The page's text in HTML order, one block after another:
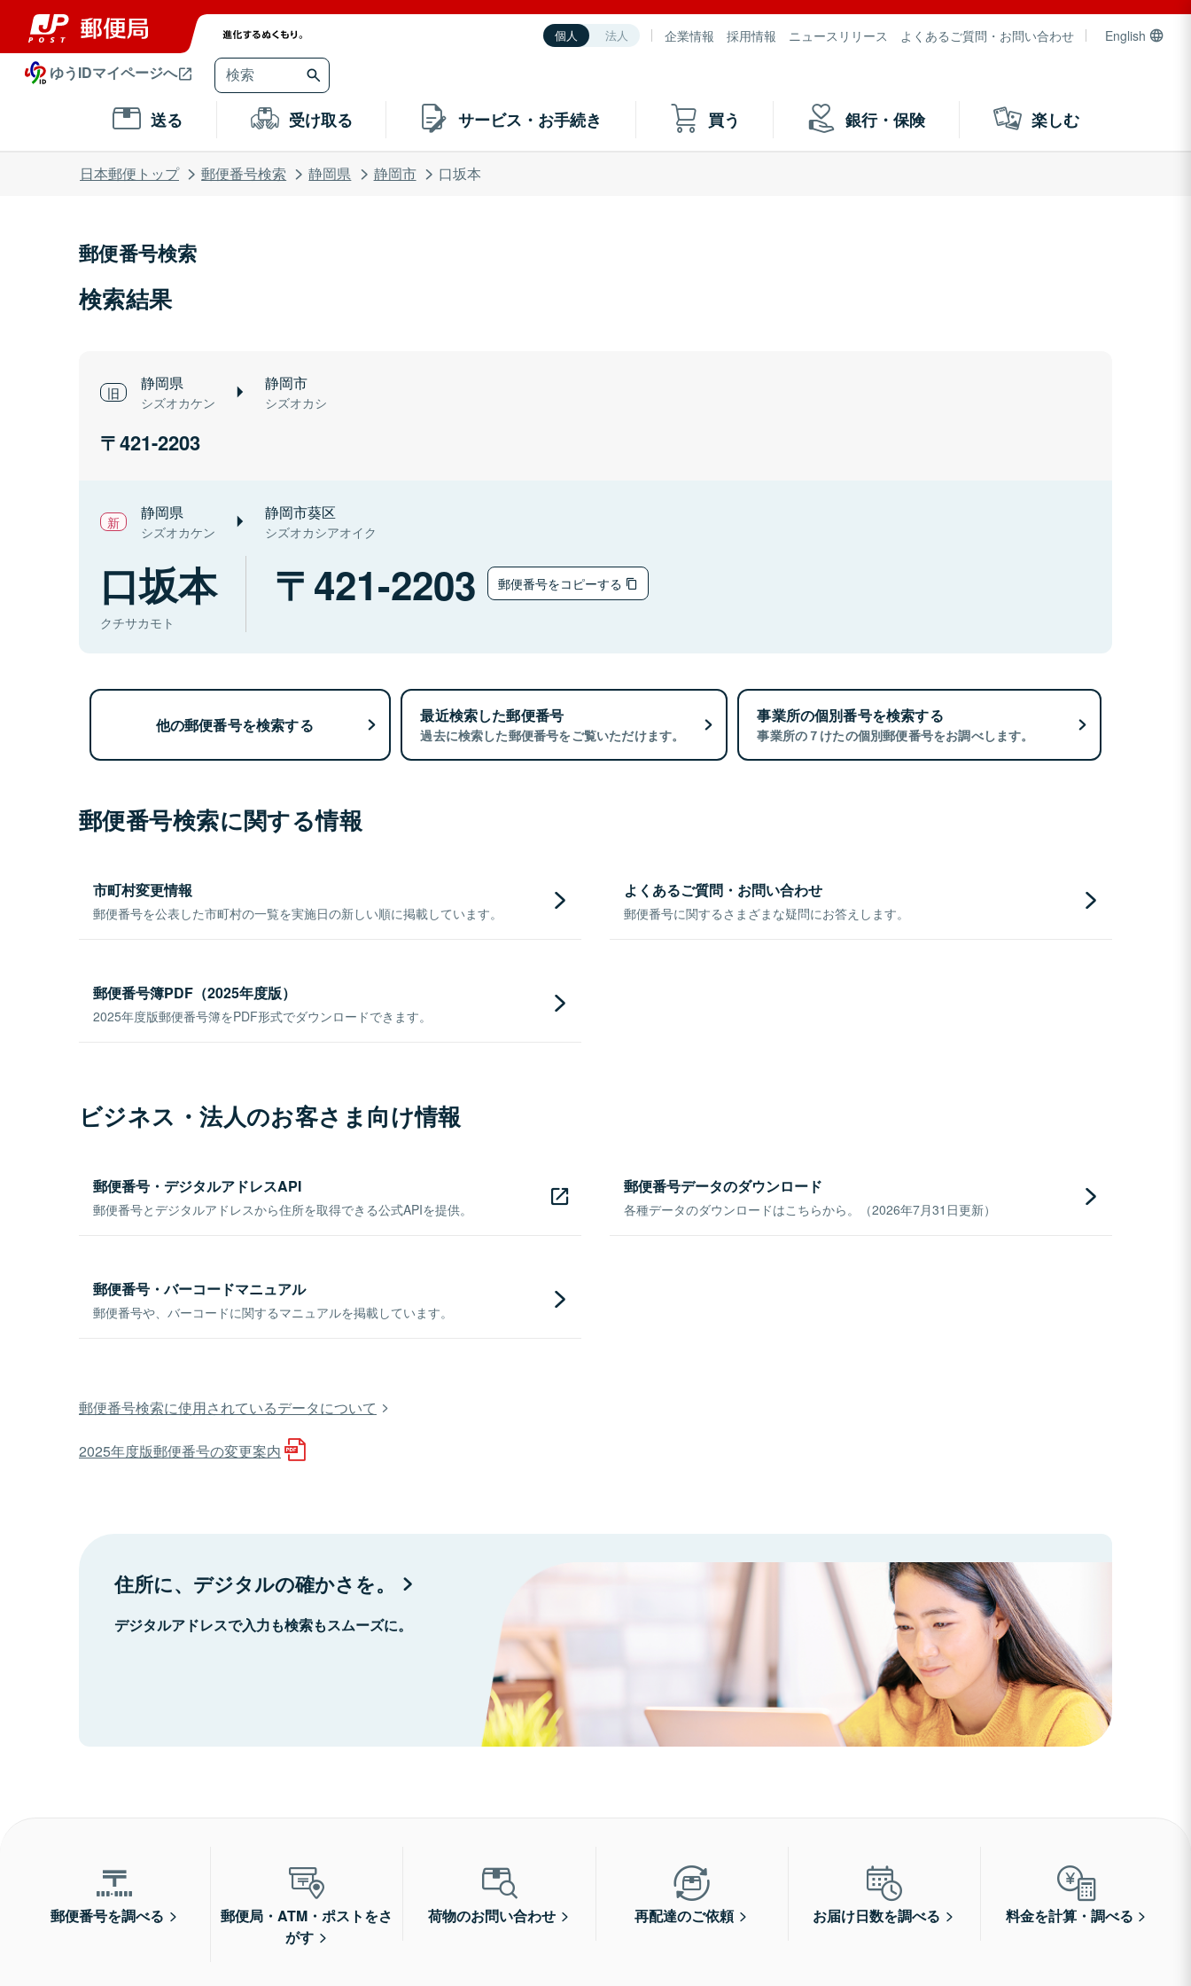
個人 法人 企業情報 採用情報 ニュースリリース よくあるご質問・お問い合わせ English
ゆうIDマイページへ
送る 受け取る サービス・お手続き 買う 銀行・保険 楽しむ
日本郵便トップ 郵便番号検索 静岡県 静岡市 口坂本
郵便番号検索
検索結果
静岡県
シズオカケン
静岡市
シズオカシ
421-2203
静岡県
シズオカケン
静岡市葵区
シズオカシアオイク
口坂本
クチサカモト
421-2203 郵便番号をコピーする
他の郵便番号を検索する 最近検索した郵便番号
過去に検索した郵便番号をご覧いただけます。
事業所の個別番号を検索する
事業所の７けたの個別郵便番号をお調べします。
郵便番号検索に関する情報
市町村変更情報
郵便番号を公表した市町村の一覧を実施日の新しい順に掲載しています。
よくあるご質問・お問い合わせ
郵便番号に関するさまざまな疑問にお答えします。
郵便番号簿PDF（2025年度版）
2025年度版郵便番号簿をPDF形式でダウンロードできます。
ビジネス・法人のお客さま向け情報
郵便番号・デジタルアドレスAPI
郵便番号とデジタルアドレスから住所を取得できる公式APIを提供。
郵便番号データのダウンロード
各種データのダウンロードはこちらから。（2026年7月31日更新）
郵便番号・バーコードマニュアル
郵便番号や、バーコードに関するマニュアルを掲載しています。
郵便番号検索に使用されているデータについて
2025年度版郵便番号の変更案内
住所に、デジタルの確かさを。
デジタルアドレスで入力も検索もスムーズに。
郵便番号を調べる
郵便局・ATM・ポストをさ
がす
荷物のお問い合わせ 再配達のご依頼 お届け日数を調べる 料金を計算・調べる